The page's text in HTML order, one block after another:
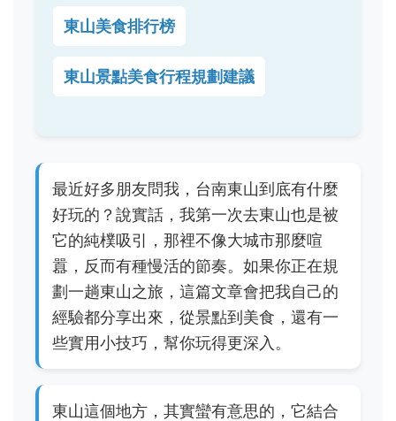
東山美食排行榜
東山景點美食行程規劃建議
最近好多朋友問我，台南東山到底有什麼
好玩的？說實話，我第一次去東山也是被
它的純樸吸引，那裡不像大城市那麼喧
囂，反而有種慢活的節奏。如果你正在規
劃一趟東山之旅，這篇文章會把我自己的
經驗都分享出來，從景點到美食，還有一
些實用小技巧，幫你玩得更深入。
東山這個地方，其實蠻有意思的，它結合